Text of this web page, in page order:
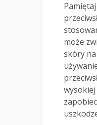
może
skóry na
wysokiej